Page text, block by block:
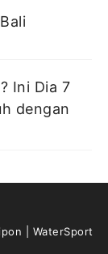
Ini Dia 7
dengan
WaterSport